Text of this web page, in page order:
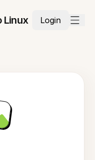
Linux Login